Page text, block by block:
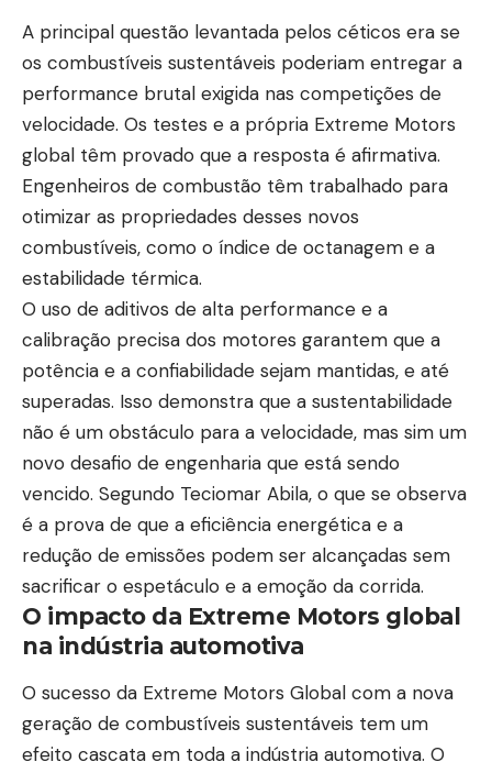
A principal questão levantada pelos céticos era se
os combustíveis sustentáveis poderiam entregar a
performance brutal exigida nas competições de
velocidade. Os testes e a própria Extreme Motors
global têm provado que a resposta é afirmativa.
Engenheiros de combustão têm trabalhado para
otimizar as propriedades desses novos
combustíveis, como o índice de octanagem e a
estabilidade térmica.
O uso de aditivos de alta performance e a
calibração precisa dos motores garantem que a
potência e a confiabilidade sejam mantidas, e até
superadas. Isso demonstra que a sustentabilidade
não é um obstáculo para a velocidade, mas sim um
novo desafio de engenharia que está sendo
vencido. Segundo Teciomar Abila, o que se observa
é a prova de que a eficiência energética e a
redução de emissões podem ser alcançadas sem
sacrificar o espetáculo e a emoção da corrida.
O impacto da Extreme Motors global
na indústria automotiva
O sucesso da Extreme Motors Global com a nova
geração de combustíveis sustentáveis tem um
efeito cascata em toda a indústria automotiva. O